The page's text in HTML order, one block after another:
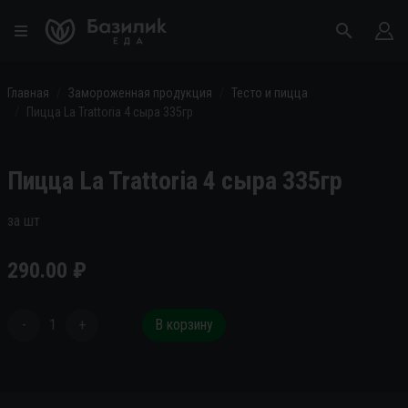
Главная Замороженная продукция
Тесто и пицца
Пицца La Trattoria 4 сыра 335гр
Пицца La Trattoria 4 сыра 335гр
за шт
290.00 ₽
- 1 + В корзину